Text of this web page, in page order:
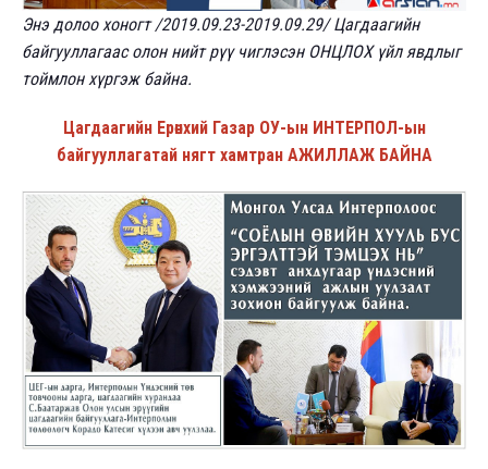
Энэ долоо хоногт /2019.09.23-2019.09.29/ Цагдаагийн
байгууллагаас олон нийт рүү чиглэсэн ОНЦЛОХ үйл явдлыг
тоймлон хүргэж байна.
Цагдаагийн Ерөнхий Газар ОУ-ын ИНТЕРПОЛ-ын
байгууллагатай нягт хамтран АЖИЛЛАЖ БАЙНА